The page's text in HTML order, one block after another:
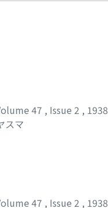
47 , Issue 2 , 1938
スマ
47 , Issue 2 , 1938